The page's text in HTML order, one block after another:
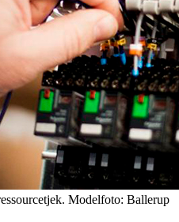
Modelfoto: Ballerup